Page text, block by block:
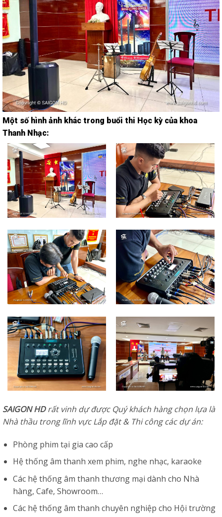
Một số hình ảnh khác trong buổi thi Học kỳ của khoa
Thanh Nhạc:
SAIGON HDrất vinh dự được Quý khách hàng chọn lựa là
Nhà thầu trong lĩnh vực Lắp đặt & Thi công các dự án:
Phòng phim tại gia cao cấp
Hệ thống âm thanh xem phim, nghe nhạc, karaoke
Các hệ thống âm thanh thương mại dành cho Nhà
hàng, Cafe, Showroom…
Các hệ thống âm thanh chuyên nghiệp cho Hội trường